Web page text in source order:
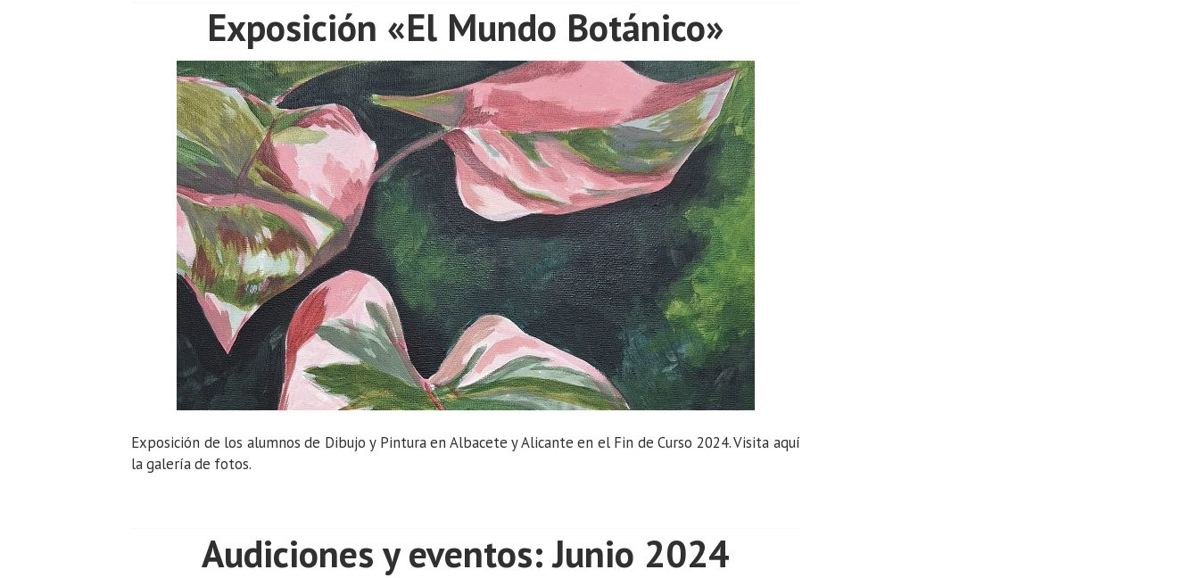
Exposición «El Mundo Botánico»
Exposición de los alumnos de Dibujo y Pintura en Albacete y Alicante en el Fin de Curso 2024. Visita aquí
la galería de fotos.
Audiciones y eventos: Junio 2024